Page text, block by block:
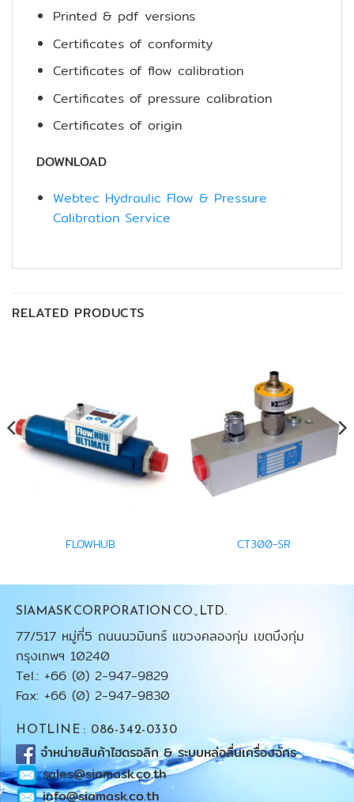
Printed & pdf versions
Certificates of conformity
Certificates of flow calibration
Certificates of pressure calibration
Certificates of origin
DOWNLOAD
Webtec Hydraulic Flow & Pressure
Calibration Service
RELATED PRODUCTS
FLOWHUB CT300-SR
SIAMASK CORPORATION CO., LTD.
77/517 หมู่ที่5 ถนนนวมินทร์ แขวงคลองกุ่ม เขตบึงกุ่ม
กรุงเทพฯ 10240
Tel.: +66 (0) 2-947-9829
Fax: +66 (0) 2-947-9830
HOTLINE : 086-342-0330
จำหน่ายสินค้าไฮดรอลิก & ระบบหล่อลื่นเครื่องจักร
sales@siamask.co.th
info@siamask.co.th